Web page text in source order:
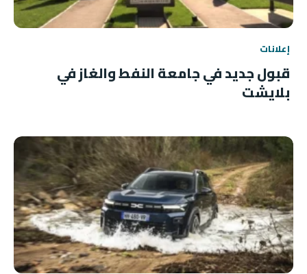
إعلانات
قبول جديد في جامعة النفط والغاز في
بلايشت